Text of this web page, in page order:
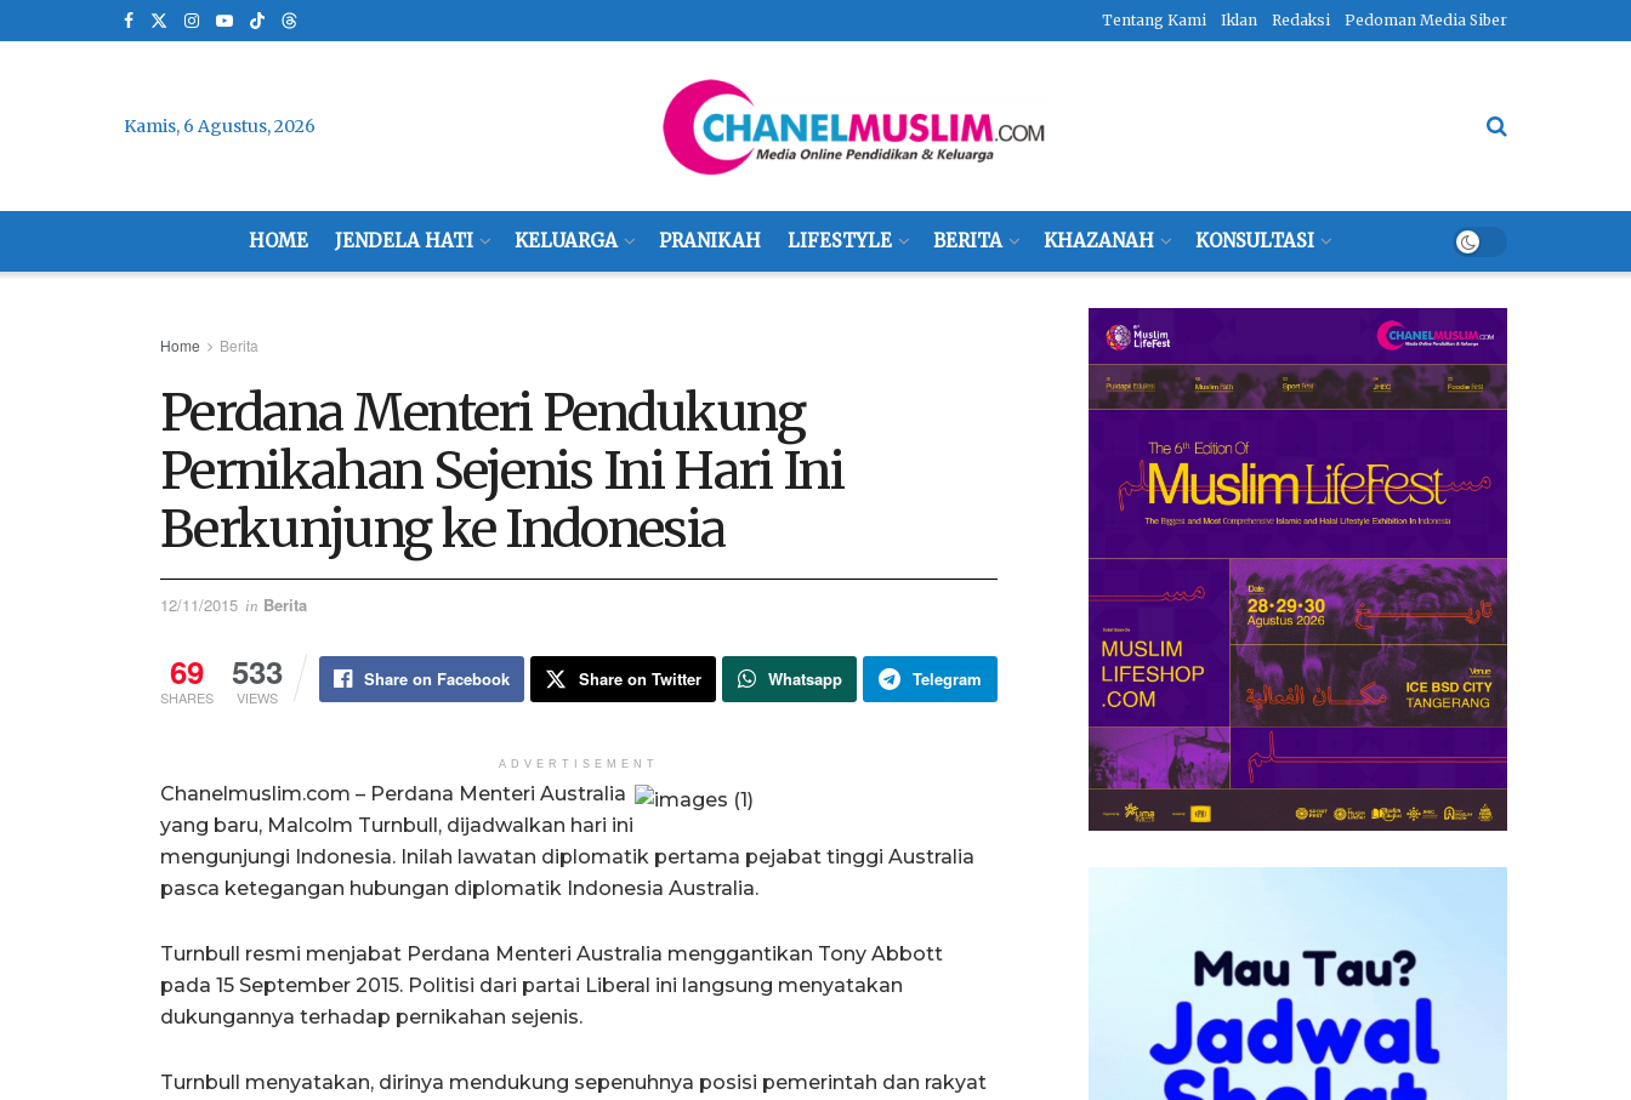
Tentang Kami Iklan Redaksi Pedoman Media Siber
Kamis, 6 Agustus, 2026
HOME JENDELA HATI KELUARGA PRANIKAH LIFESTYLE BERITA KHAZANAH KONSULTASI
Home Berita
Perdana Menteri Pendukung
Pernikahan Sejenis Ini Hari Ini
Berkunjung ke Indonesia
12/11/2015 in Berita
69
SHARES
533
VIEWS
Share on Facebook Share on Twitter Whatsapp Telegram
ADVERTISEMENT
Chanelmuslim.com – Perdana Menteri Australia
yang baru, Malcolm Turnbull, dijadwalkan hari ini
mengunjungi Indonesia. Inilah lawatan diplomatik pertama pejabat tinggi Australia
pasca ketegangan hubungan diplomatik Indonesia Australia.
Turnbull resmi menjabat Perdana Menteri Australia menggantikan Tony Abbott
pada 15 September 2015. Politisi dari partai Liberal ini langsung menyatakan
dukungannya terhadap pernikahan sejenis.
Turnbull menyatakan, dirinya mendukung sepenuhnya posisi pemerintah dan rakyat